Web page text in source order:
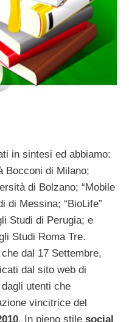
in sintesi ed abbiamo:
Bocconi di Milano;
di Bolzano; “Mobile
di Messina; “BioLife”
Studi di Perugia; e
Studi Roma Tre.
dal 17 Settembre,
dal sito web di
utenti che
vincitrice del
. In pieno stile social